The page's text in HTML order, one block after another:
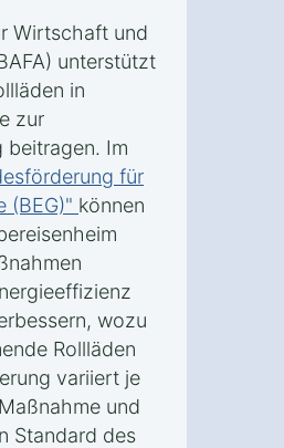
Wirtschaft und
unterstützt
in
zur
beitragen. Im
für
(BEG)" können
wozu
Rollläden
variiert je
und
Standard des